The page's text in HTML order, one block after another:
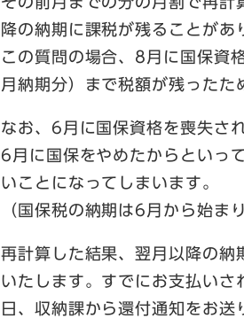
降の納期に課税が残ることがあ
この質問の場合、8月に国保資
月納期分）まで税額が残ったた
なお、6月に国保資格を喪失さ
6月に国保をやめたからといっ
いことになってしまいます。
（国保税の納期は6月から始ま
再計算した結果、翌月以降の納
いたします。すでにお支払い
日、収納課から還付通知をお送